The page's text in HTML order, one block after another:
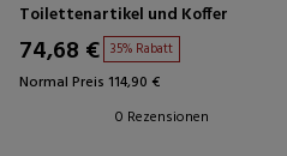
Toilettenartikel und Koffer
74,68 € 35% Rabatt
Normal Preis 114,90 €
0 Rezensionen